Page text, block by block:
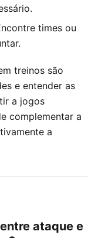
times ou
treinos são
e entender as
a jogos
complementar a
a
ataque e